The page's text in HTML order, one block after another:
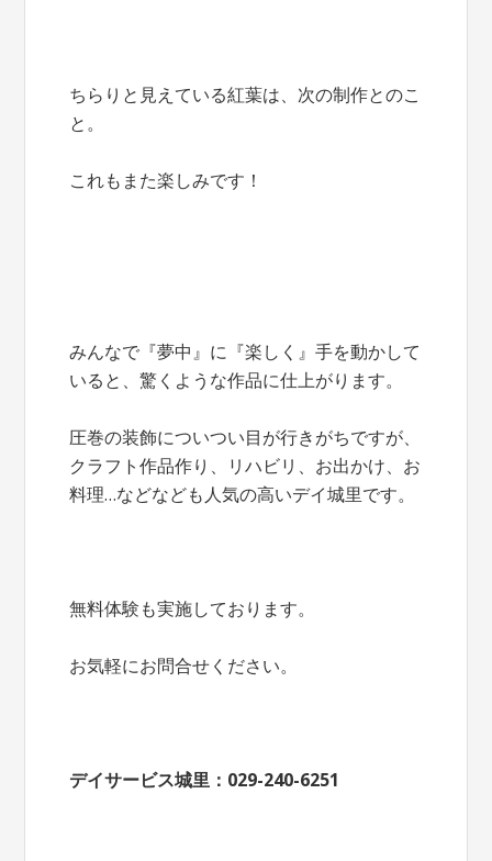
ちらりと見えている紅葉は、次の制作とのこ
と。
これもまた楽しみです！
みんなで『夢中』に『楽しく』手を動かして
いると、驚くような作品に仕上がります。
圧巻の装飾についつい目が行きがちですが、
クラフト作品作り、リハビリ、お出かけ、お
料理…などなども人気の高いデイ城里です。
無料体験も実施しております。
お気軽にお問合せください。
デイサービス城里：029-240-6251